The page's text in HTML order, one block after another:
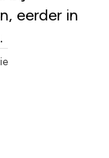
eerder in